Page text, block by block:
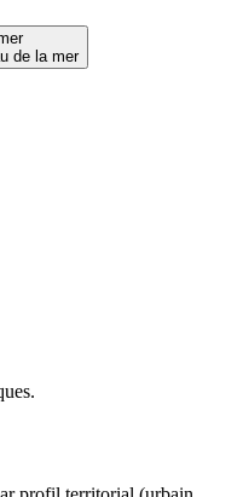
de la mer